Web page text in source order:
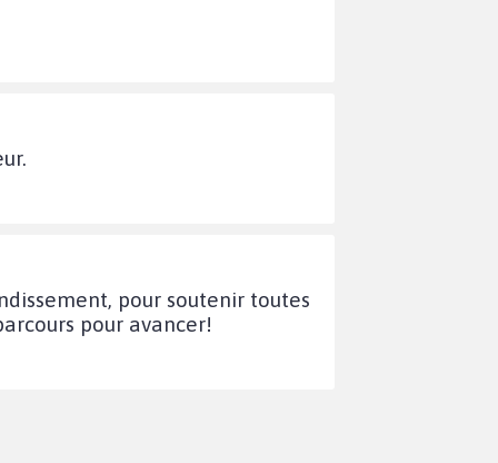
pour soutenir toutes
pour avancer!